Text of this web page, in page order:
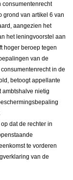
consumentenrecht
grond van artikel 6 van
aangezien het
het leningvoorstel aan
hoger beroep tegen
van de
in de
betoogt appellante
ambtshalve nietig
dat de rechter in
te vorderen
van de